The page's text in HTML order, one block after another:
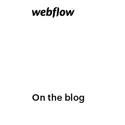
On the blog